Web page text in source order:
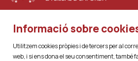
Sitemap | Avís Legal | Ús de Cookies
Informació sobre
Utilitzem cookies pròpies i de tercers per al
web, i si ens dona el seu consentiment, també